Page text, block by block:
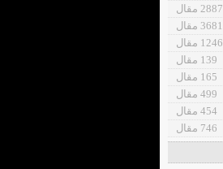
2887 مقال
3681 مقال
1246 مقال
139 مقال
165 مقال
499 مقال
454 مقال
746 مقال